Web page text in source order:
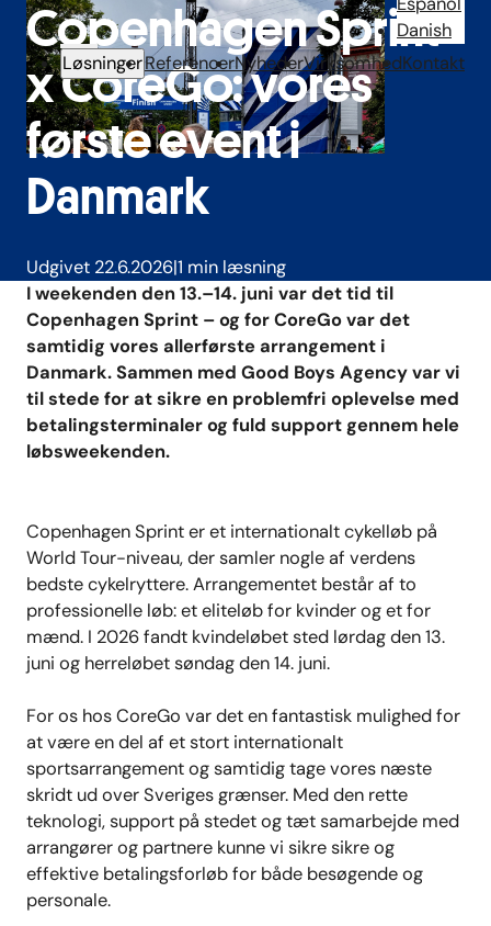
Danish
LøsningerReferencerNyhederVirksomhedKontakt
Copenhagen Sprint
x CoreGo: vores
første event i
Danmark
Udgivet 22.6.20261 min læsning
I weekenden den 13.–14. juni var det tid til
Copenhagen Sprint – og for CoreGo var det
samtidig vores allerførste arrangement i
Danmark. Sammen med Good Boys Agency var vi
til stede for at sikre en problemfri oplevelse med
betalingsterminaler og fuld support gennem hele
løbsweekenden.
Copenhagen Sprint er et internationalt cykelløb på
World Tour-niveau, der samler nogle af verdens
bedste cykelryttere. Arrangementet består af to
professionelle løb: et eliteløb for kvinder og et for
mænd. I 2026 fandt kvindeløbet sted lørdag den 13.
juni og herreløbet søndag den 14. juni.
For os hos CoreGo var det en fantastisk mulighed for
at være en del af et stort internationalt
sportsarrangement og samtidig tage vores næste
skridt ud over Sveriges grænser. Med den rette
teknologi, support på stedet og tæt samarbejde med
arrangører og partnere kunne vi sikre sikre og
effektive betalingsforløb for både besøgende og
personale.